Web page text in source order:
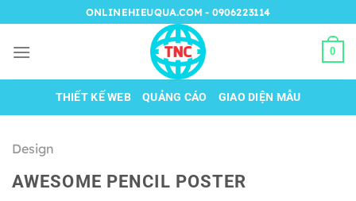
đến
nội
ONLINEHIEUQUA.COM - 0906223114
0
THIẾT KẾ WEB QUẢNG CÁO GIAO DIỆN MẪU
Design
AWESOME PENCIL POSTER